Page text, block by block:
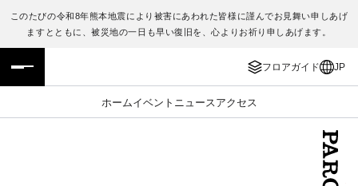
このたびの令和8年熊本地震により被害にあわれた皆様に謹んでお見舞い申しあげ
ますとともに、被災地の一日も早い復旧を、心よりお祈り申しあげます。
フロアガイド JP
ホームイベント ニュース アクセス
フロアガイド
施設案内・アクセス
ENGLISH
繁体字